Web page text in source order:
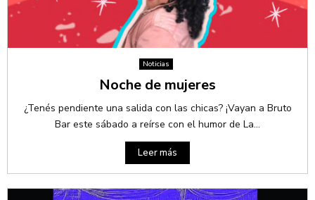
Noticias
Noche de mujeres
¿Tenés pendiente una salida con las chicas? ¡Vayan a Bruto
Bar este sábado a reírse con el humor de La...
Leer más